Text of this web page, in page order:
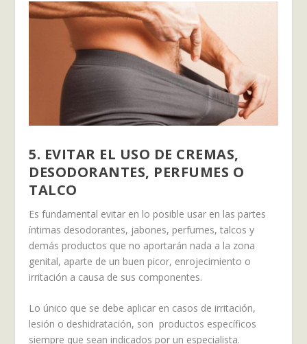
5. EVITAR EL USO DE CREMAS,
DESODORANTES, PERFUMES O
TALCO
Es fundamental evitar en lo posible usar en las partes
íntimas desodorantes, jabones, perfumes, talcos y
demás productos que no aportarán nada a la zona
genital, aparte de un buen picor, enrojecimiento o
irritación a causa de sus componentes.
Lo único que se debe aplicar en casos de irritación,
lesión o deshidratación, son productos específicos
siempre que sean indicados por un especialista.